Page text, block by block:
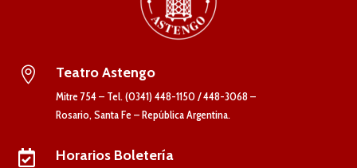
 Teatro Astengo
Mitre 754 – Tel. (0341) 448-1150 / 448-3068 –
Rosario, Santa Fe – República Argentina.
 Horarios Boletería